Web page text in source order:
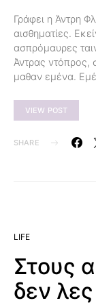
Γράφει η Άντρη
αισθηματίες.
ασπρόμαυρες
Άντρας ντόπρος,
μαθαν εμένα.
VIEW POST
SHARE
LIFE
Στους
δεν